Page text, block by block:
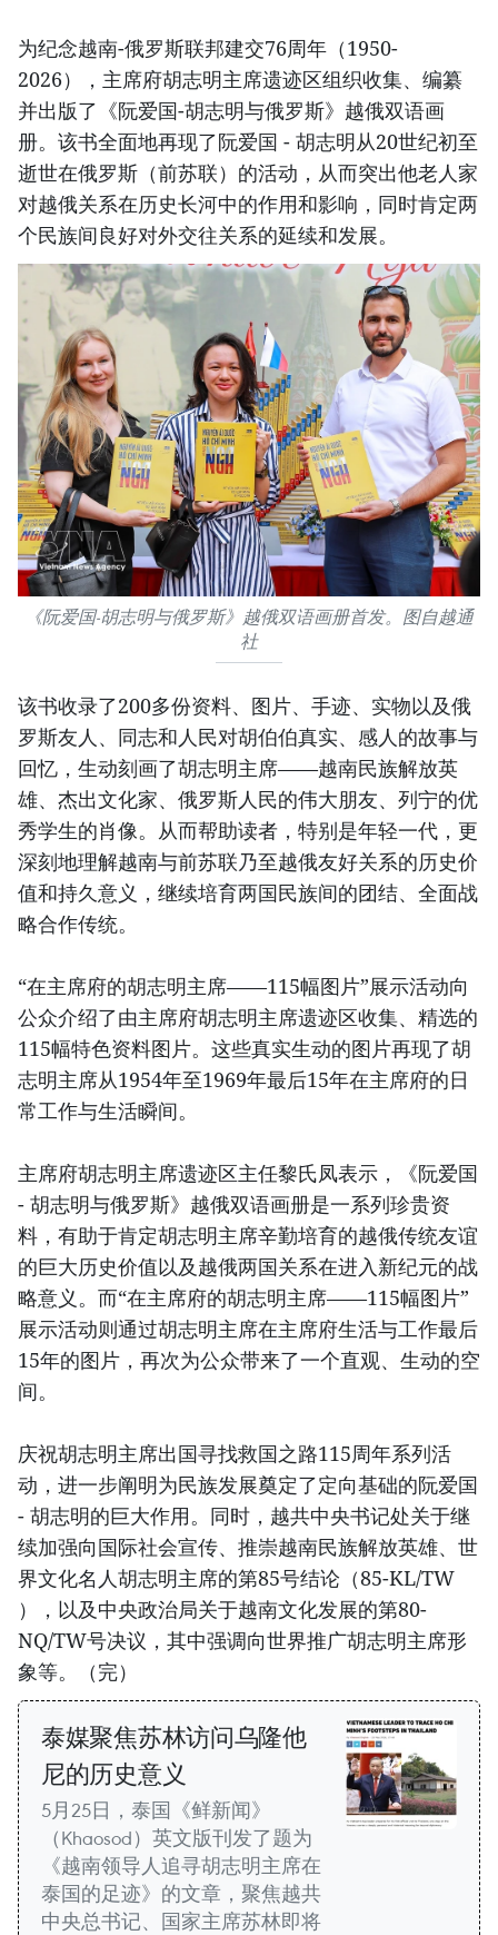
为纪念越南-俄罗斯联邦建交76周年（1950-
2026），主席府胡志明主席遗迹区组织收集、编纂
并出版了《阮爱国-胡志明与俄罗斯》越俄双语画
册。该书全面地再现了阮爱国 - 胡志明从20世纪初至
逝世在俄罗斯（前苏联）的活动，从而突出他老人家
对越俄关系在历史长河中的作用和影响，同时肯定两
个民族间良好对外交往关系的延续和发展。
《阮爱国-胡志明与俄罗斯》越俄双语画册首发。图自越通
社
该书收录了200多份资料、图片、手迹、实物以及俄
罗斯友人、同志和人民对胡伯伯真实、感人的故事与
回忆，生动刻画了胡志明主席——越南民族解放英
雄、杰出文化家、俄罗斯人民的伟大朋友、列宁的优
秀学生的肖像。从而帮助读者，特别是年轻一代，更
深刻地理解越南与前苏联乃至越俄友好关系的历史价
值和持久意义，继续培育两国民族间的团结、全面战
略合作传统。
“在主席府的胡志明主席——115幅图片”展示活动向
公众介绍了由主席府胡志明主席遗迹区收集、精选的
115幅特色资料图片。这些真实生动的图片再现了胡
志明主席从1954年至1969年最后15年在主席府的日
常工作与生活瞬间。
主席府胡志明主席遗迹区主任黎氏凤表示，《阮爱国
- 胡志明与俄罗斯》越俄双语画册是一系列珍贵资
料，有助于肯定胡志明主席辛勤培育的越俄传统友谊
的巨大历史价值以及越俄两国关系在进入新纪元的战
略意义。而“在主席府的胡志明主席——115幅图片”
展示活动则通过胡志明主席在主席府生活与工作最后
15年的图片，再次为公众带来了一个直观、生动的空
间。
庆祝胡志明主席出国寻找救国之路115周年系列活
动，进一步阐明为民族发展奠定了定向基础的阮爱国
- 胡志明的巨大作用。同时，越共中央书记处关于继
续加强向国际社会宣传、推崇越南民族解放英雄、世
界文化名人胡志明主席的第85号结论（85-KL/TW
），以及中央政治局关于越南文化发展的第80-
NQ/TW号决议，其中强调向世界推广胡志明主席形
象等。（完）
泰媒聚焦苏林访问乌隆他
尼的历史意义
5月25日，泰国《鲜新闻》
（Khaosod）英文版刊发了题为
《越南领导人追寻胡志明主席在
泰国的足迹》的文章，聚焦越共
中央总书记、国家主席苏林即将